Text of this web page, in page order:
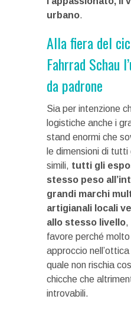
urbano.
Alla fiera del
Fahrrad Schau
da padrone
Sia per intenzione
logistiche anche i
stand enormi che
le dimensioni di
simili, tutti gli
stesso peso
grandi marchi
artigianali locali
allo stesso livello,
favore perché
approccio
quale non rischia
chicche che
introvabili.